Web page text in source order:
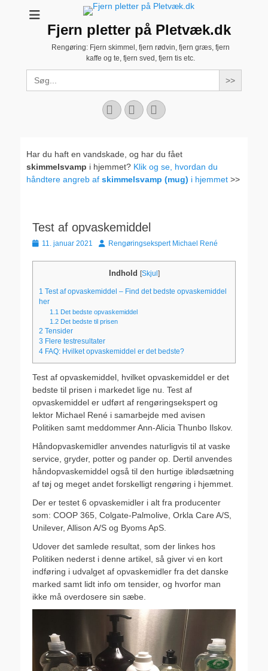
Fjern pletter på Pletvæk.dk
Rengøring: Fjern skimmel, fjern rødvin, fjern græs, fjern
kaffe og te, fjern sved, fjern tis etc.
Search
for:
Facebook
YouTubeInstagram
Har du haft en vandskade, og har du fået
skimmelsvamp i hjemmet? Klik og se, hvordan du
håndtere angreb af skimmelsvamp (mug) i hjemmet >>
Test af opvaskemiddel
Udgivet
11. januar 2021 Forfatter
Rengøringsekspert Michael René
Indhold [Skjul ]
1 Test af opvaskemiddel – Find det bedste opvaskemiddel
her
1.1
Det bedste opvaskemiddel
1.2Det bedste til prisen
2 Tensider
3 Flere testresultater
4 FAQ: Hvilket opvaskemiddel er det bedste?
Test af opvaskemiddel, hvilket opvaskemiddel er det
bedste til prisen i markedet lige nu. Test af
opvaskemiddel er udført af rengøringsekspert og
lektor Michael René i samarbejde med avisen
Politiken samt meddommer Ann-Alicia Thunbo Ilskov.
Håndopvaskemidler anvendes naturligvis til at vaske
service, gryder, potter og pander op. Dertil anvendes
håndopvaskemiddel også til den hurtige iblødsætning
af tøj og meget andet forskelligt rengøring i hjemmet.
Der er testet 6 opvaskemidler i alt fra producenter
som: COOP 365, Colgate-Palmolive, Orkla Care A/S,
Unilever, Allison A/S og Byoms ApS.
Udover det samlede resultat, som der linkes hos
Politiken nederst i denne artikel, så giver vi en kort
indføring i udvalget af opvaskemidler fra det danske
marked samt lidt info om tensider, og hvorfor man
ikke må overdosere sin sæbe.